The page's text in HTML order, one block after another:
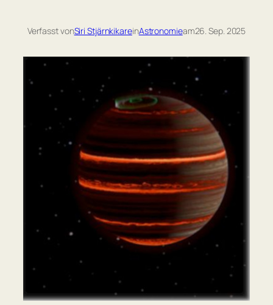
Verfasst vonSiri StjärnkikareinAstronomieam26. Sep. 2025